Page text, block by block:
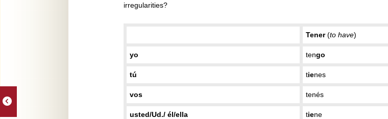
irregularities?
Tener(to have)
yo tengo
tú tienes
vos tenés
usted/Ud./ él/ella tiene